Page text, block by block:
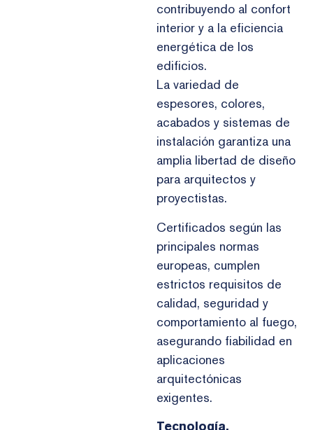
contribuyendo al confort
interior y a la eficiencia
energética de los
edificios.
La variedad de
espesores, colores,
acabados y sistemas de
instalación garantiza una
amplia libertad de diseño
para arquitectos y
proyectistas.
Certificados según las
principales normas
europeas, cumplen
estrictos requisitos de
calidad, seguridad y
comportamiento al fuego,
asegurando fiabilidad en
aplicaciones
arquitectónicas
exigentes.
Tecnología,